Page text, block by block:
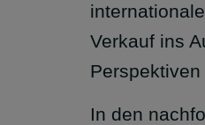
Verkauf ins
In den